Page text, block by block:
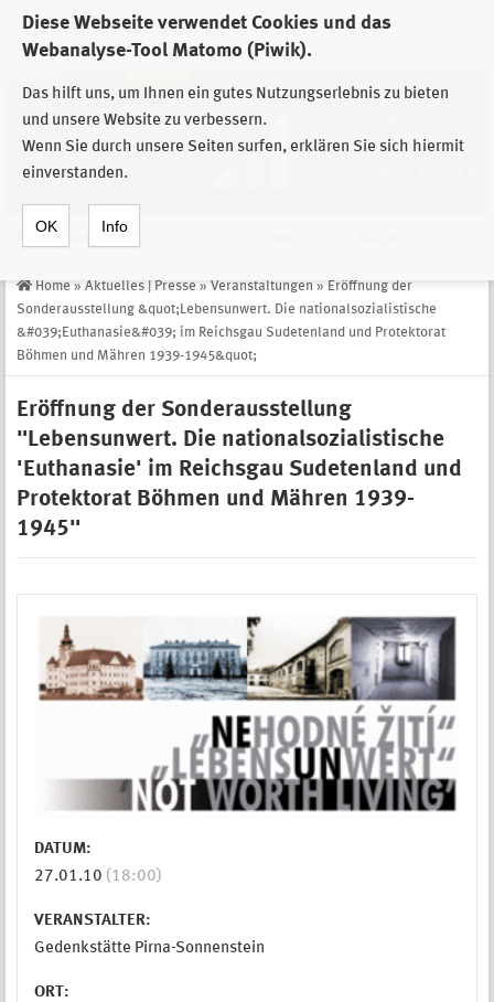
Diese Webseite verwendet Cookies und das
Webanalyse-Tool Matomo (Piwik).
Das hilft uns, um Ihnen ein gutes Nutzungserlebnis zu bieten
und unsere Website zu verbessern.
Wenn Sie durch unsere Seiten surfen, erklären Sie sich hiermit
einverstanden.
OK Info
Zur Auswahl der Einrichtungen der
Stiftung Sächsische Gedenkstätten
Home » Aktuelles | Presse » Veranstaltungen » Eröffnung der
Sonderausstellung &quot;Lebensunwert. Die nationalsozialistische
&#039;Euthanasie&#039; im Reichsgau Sudetenland und Protektorat
Böhmen und Mähren 1939-1945&quot;
Eröffnung der Sonderausstellung
"Lebensunwert. Die nationalsozialistische
'Euthanasie' im Reichsgau Sudetenland und
Protektorat Böhmen und Mähren 1939-
1945"
DATUM:
27.01.10 (18:00)
VERANSTALTER:
Gedenkstätte Pirna-Sonnenstein
ORT: